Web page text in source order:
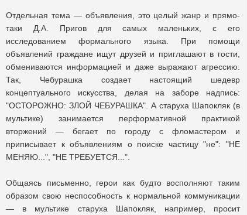
Отдельная тема — объявления, это целый жанр и прямо-
таки Д.А. Пригов для самых маленьких, с его
исследованием формального языка. При помощи
объявлений граждане ищут друзей и приглашают в гости,
обмениваются информацией и даже выражают агрессию.
Так, Чебурашка создает настоящий шедевр
концептуального искусства, делая на заборе надпись:
"ОСТОРОЖНО: ЗЛОЙ ЧЕБУРАШКА". А старуха Шапокляк (в
мультике) занимается перформативной практикой
вторжений — бегает по городу с фломастером и
приписывает к объявлениям о поиске частицу "не": "НЕ
МЕНЯЮ...", "НЕ ТРЕБУЕТСЯ...".
Общаясь письменно, герои как будто восполняют таким
образом свою неспособность к нормальной коммуникации
— в мультике старуха Шапокляк, например, просит